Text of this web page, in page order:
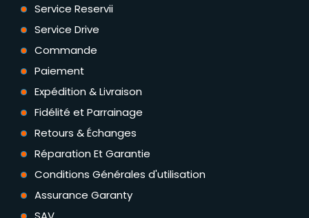
Service Reservii
Service Drive
Commande
Paiement
Expédition & Livraison
Fidélité et Parrainage
Retours & Échanges
Réparation Et Garantie
Conditions Générales d'utilisation
Assurance Garanty